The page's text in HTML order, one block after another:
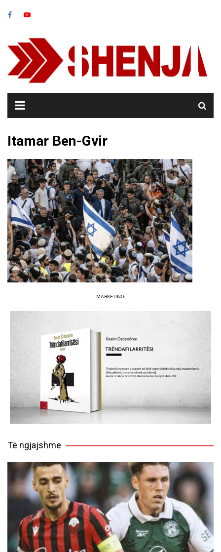
Itamar Ben-Gvir
MARKETING
Të ngjajshme